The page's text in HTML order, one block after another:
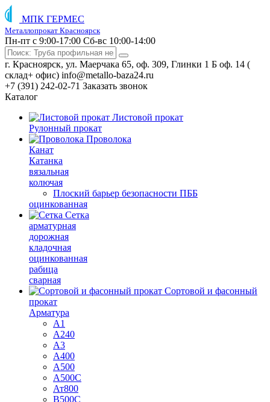
МПК ГЕРМЕС
Металлопрокат Красноярск
Пн-пт с 9:00-17:00 Сб-вс 10:00-14:00
г. Красноярск, ул. Маерчака 65, оф. 309, Глинки 1 Б оф. 14 (
склад+ офис) info@metallo-baza24.ru
+7 (391) 242-02-71 Заказать звонок
Каталог
Листовой прокат
Рулонный прокат
Проволока
Канат
Катанка
вязальная
колючая
Плоский барьер безопасности ПББ
оцинкованная
Сетка
арматурная
дорожная
кладочная
оцинкованная
рабица
сварная
Сортовой и фасонный
прокат
Арматура
А1
А240
А3
А400
А500
А500С
Ат800
В500С